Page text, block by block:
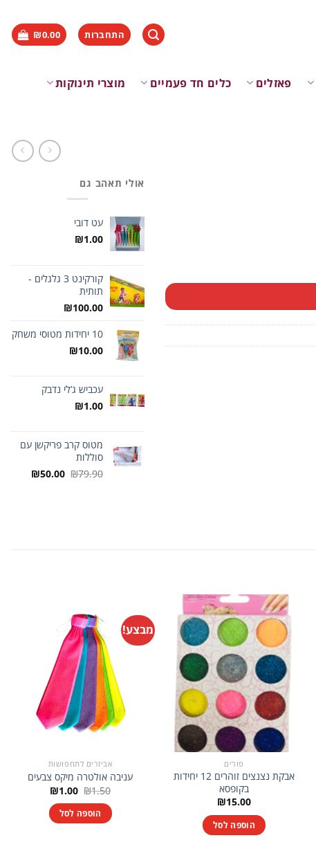
התחברות ₪0.00
פאזלים כלים חד פעמיים
מוצרי תינוקות
אולי תאהב גם
עט דובי
₪1.00
קורקינט 3 גלגלים -
תותית
₪100.00
10 יחידות מטוסי משחק
₪10.00
עכביש ג’לי נדבק
₪1.00
מטוס קרב פריקשן עם
סוללות
₪79.90
המחיר₪50.00
פורים
אבקת נצנצים זוהרים 12 יחידות
בקופסא
₪15.00
הוספה לסל
מבצע!
אביזרים לתחפושות
עניבה אולטרה מיקס צבעים
₪1.50 המחיר
היה:
₪1.50.
₪1.00 המחיר
הוא:
₪1.00. הוספה לסל